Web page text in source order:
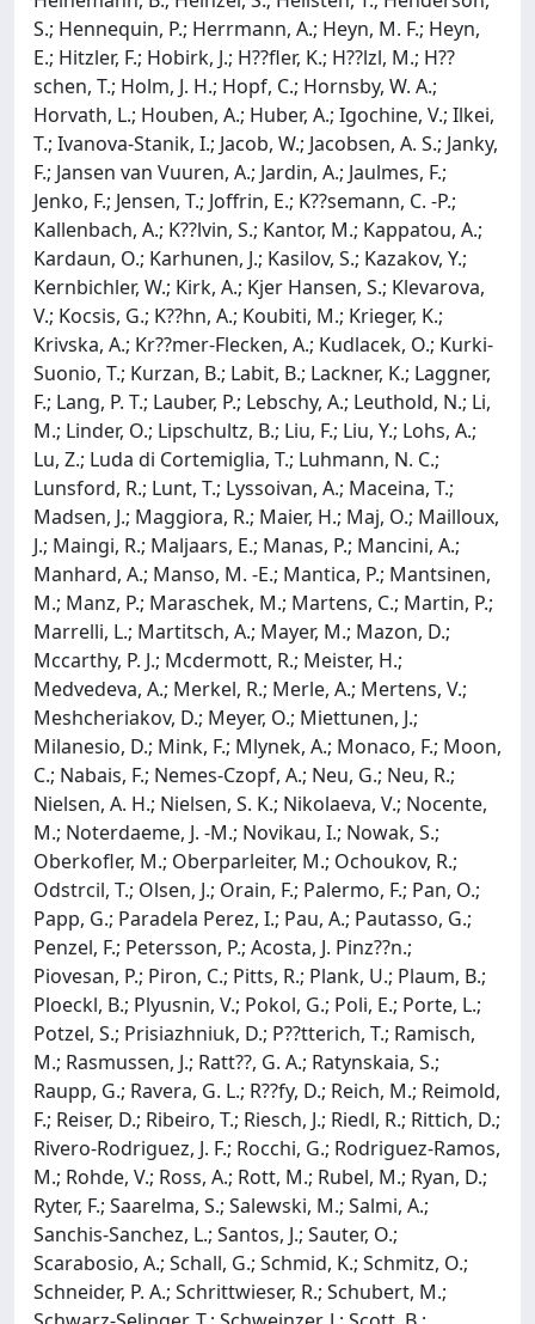
S.; Hennequin, P.; Herrmann, A.; Heyn, M. F.; Heyn,
E.; Hitzler, F.; Hobirk, J.; H??fler, K.; H??lzl, M.; H??
schen, T.; Holm, J. H.; Hopf, C.; Hornsby, W. A.;
Horvath, L.; Houben, A.; Huber, A.; Igochine, V.; Ilkei,
T.; Ivanova-Stanik, I.; Jacob, W.; Jacobsen, A. S.; Janky,
F.; Jansen van Vuuren, A.; Jardin, A.; Jaulmes, F.;
Jenko, F.; Jensen, T.; Joffrin, E.; K??semann, C. -P.;
Kallenbach, A.; K??lvin, S.; Kantor, M.; Kappatou, A.;
Kardaun, O.; Karhunen, J.; Kasilov, S.; Kazakov, Y.;
Kernbichler, W.; Kirk, A.; Kjer Hansen, S.; Klevarova,
V.; Kocsis, G.; K??hn, A.; Koubiti, M.; Krieger, K.;
Krivska, A.; Kr??mer-Flecken, A.; Kudlacek, O.; Kurki-
Suonio, T.; Kurzan, B.; Labit, B.; Lackner, K.; Laggner,
F.; Lang, P. T.; Lauber, P.; Lebschy, A.; Leuthold, N.; Li,
M.; Linder, O.; Lipschultz, B.; Liu, F.; Liu, Y.; Lohs, A.;
Lu, Z.; Luda di Cortemiglia, T.; Luhmann, N. C.;
Lunsford, R.; Lunt, T.; Lyssoivan, A.; Maceina, T.;
Madsen, J.; Maggiora, R.; Maier, H.; Maj, O.; Mailloux,
J.; Maingi, R.; Maljaars, E.; Manas, P.; Mancini, A.;
Manhard, A.; Manso, M. -E.; Mantica, P.; Mantsinen,
M.; Manz, P.; Maraschek, M.; Martens, C.; Martin, P.;
Marrelli, L.; Martitsch, A.; Mayer, M.; Mazon, D.;
Mccarthy, P. J.; Mcdermott, R.; Meister, H.;
Medvedeva, A.; Merkel, R.; Merle, A.; Mertens, V.;
Meshcheriakov, D.; Meyer, O.; Miettunen, J.;
Milanesio, D.; Mink, F.; Mlynek, A.; Monaco, F.; Moon,
C.; Nabais, F.; Nemes-Czopf, A.; Neu, G.; Neu, R.;
Nielsen, A. H.; Nielsen, S. K.; Nikolaeva, V.; Nocente,
M.; Noterdaeme, J. -M.; Novikau, I.; Nowak, S.;
Oberkofler, M.; Oberparleiter, M.; Ochoukov, R.;
Odstrcil, T.; Olsen, J.; Orain, F.; Palermo, F.; Pan, O.;
Papp, G.; Paradela Perez, I.; Pau, A.; Pautasso, G.;
Penzel, F.; Petersson, P.; Acosta, J. Pinz??n.;
Piovesan, P.; Piron, C.; Pitts, R.; Plank, U.; Plaum, B.;
Ploeckl, B.; Plyusnin, V.; Pokol, G.; Poli, E.; Porte, L.;
Potzel, S.; Prisiazhniuk, D.; P??tterich, T.; Ramisch,
M.; Rasmussen, J.; Ratt??, G. A.; Ratynskaia, S.;
Raupp, G.; Ravera, G. L.; R??fy, D.; Reich, M.; Reimold,
F.; Reiser, D.; Ribeiro, T.; Riesch, J.; Riedl, R.; Rittich, D.;
Rivero-Rodriguez, J. F.; Rocchi, G.; Rodriguez-Ramos,
M.; Rohde, V.; Ross, A.; Rott, M.; Rubel, M.; Ryan, D.;
Ryter, F.; Saarelma, S.; Salewski, M.; Salmi, A.;
Sanchis-Sanchez, L.; Santos, J.; Sauter, O.;
Scarabosio, A.; Schall, G.; Schmid, K.; Schmitz, O.;
Schneider, P. A.; Schrittwieser, R.; Schubert, M.;